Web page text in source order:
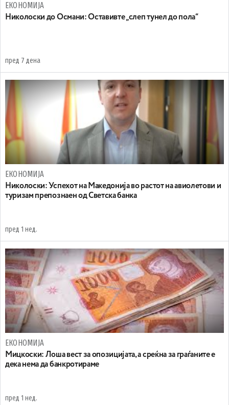
ЕКОНОМИЈА
Николоски до Османи: Oставивте „слеп тунел до пола“
пред 7 дена
ЕКОНОМИЈА
Николоски: Успехот на Македонија во растот на авиолетови и
туризам препознаен од Светска банка
пред 1 нед.
ЕКОНОМИЈА
Мицкоски: Лоша вест за опозицијата, а среќна за граѓаните е
дека нема да банкротираме
пред 1 нед.